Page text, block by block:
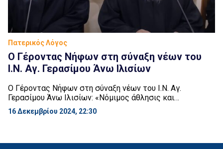
Πατερικός Λόγος
Ο Γέροντας Νήφων στη σύναξη νέων του
Ι.Ν. Αγ. Γερασίμου Άνω Ιλισίων
Ο Γέροντας Νήφων στη σύναξη νέων του Ι.Ν. Αγ.
Γερασίμου Άνω Ιλισίων: «Νόμιμος άθλησις και
πνευματικός αγώνας»
16 Δεκεμβρίου 2024, 22:30